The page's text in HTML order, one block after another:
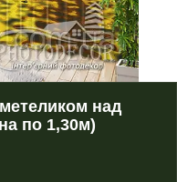
над
по 1,30м)